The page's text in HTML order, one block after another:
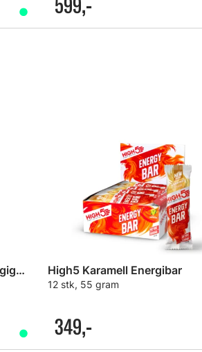
Maurten Gel 100 Nordic Energigel Eske High5 Karamell Energibar
12 stk, 55 gram
349,-